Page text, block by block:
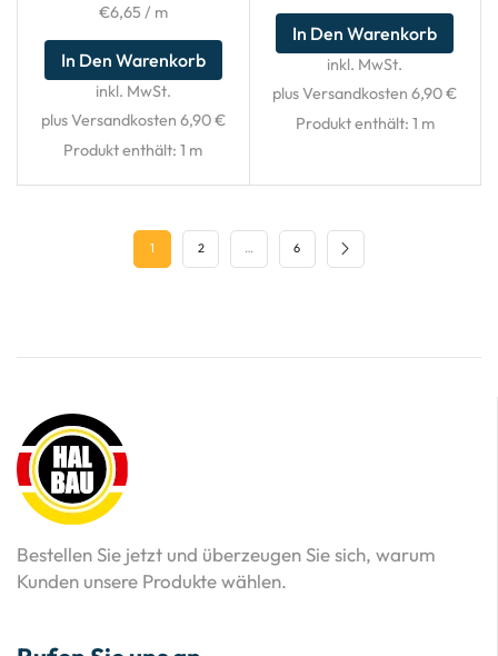
€6,65 / m
In Den Warenkorb
inkl. MwSt.
plus Versandkosten 6,90 €
Produkt enthält: 1 m
In Den Warenkorb
inkl. MwSt.
plus Versandkosten 6,90 €
Produkt enthält: 1 m
1 2 … 6
Bestellen Sie jetzt und überzeugen Sie sich, warum
Kunden unsere Produkte wählen.